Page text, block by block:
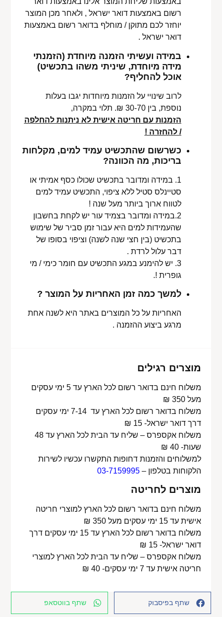
רשום באמצעות דואר ישראל , ולאחר מכן המוצר
יוחזר לכם מתוקן / מוחלף בדואר רשום באמצעות
דואר ישראל .
במידה ועשיתי הזמנה מיוחדת (הזמנתי
מידה מיוחדת, שיניתי משהו בתכשיט)
אוכל להחליף?
לרוב שינויי על הזמנות מיוחדות יגבו בעלות
נוספת, בין 30-70 ₪. תלוי במקרה,
הזמנות עם חריטה אישית לא ניתנות להחלפה
/ להחזרה !
כשרשום שהתכשיט עמיד למים, מקלחות
בריכות, מה הכוונה?
1. במידה ומדובר בתכשיט שכולו כסף אמיתי או
סטיינלס סטיל ללא ציפוי, התכשיט עמיד למים
לטווח ארוך ביותר מעל שנה !
2.במידה ומדובר בצמיד עור יש לקחת בחשבון
שהעמידות למים היא עבור זמן סביר של שימוש
בתכשיט (בין חצי שנה לשנה) וציפוי בסופו של
דבר עלול לרדת .
3. יש להימנע במגע התכשיט עם חומר כימי / מי
גופרית !.
למשך כמה זמן האחריות על המוצר ?
האחריות על כל המוצרים באתר היא לשנה אחת
מרגע ביצוע ההזמנה .
מוצרים רגילים
משלוח חינם בדואר רשום לכל הארץ עד 5 ימי עסקים
מעל 350 ₪
משלוח בדואר רשום לכל הארץ עד 7-14 ימי עסקים
דרך דואר ישראל- 15 ₪
משלוח אקספרס – שליח עד הבית לכל הארץ עד 48
שעות- 40 ₪
למשלוחים והזמנות דחופות התקשרו עכשיו לשירות
הלקוחות בטלפון –03-7159995
מוצרים לחריטה
משלוח חינם בדואר רשום לכל הארץ למוצרי חריטה
אישית עד 15 ימי עסקים מעל 350 ₪
משלוח בדואר רשום לכל הארץ עד 15 ימי עסקים דרך
דואר ישראל- 15 ₪
משלוח אקספרס – שליח עד הבית לכל הארץ למוצרי
חריטה אישית עד 7 ימי עסקים- 40 ₪
שתף בפיסבוק שתף בווטסאפ